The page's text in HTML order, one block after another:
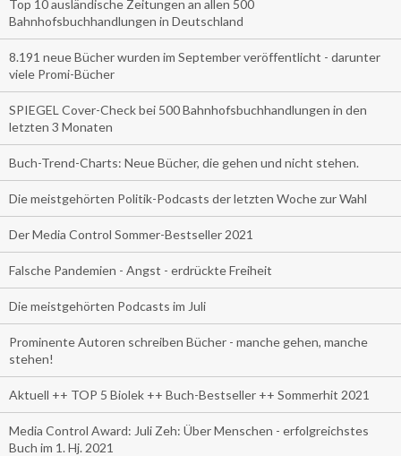
Top 10 ausländische Zeitungen an allen 500
Bahnhofsbuchhandlungen in Deutschland
8.191 neue Bücher wurden im September veröffentlicht - darunter
viele Promi-Bücher
SPIEGEL Cover-Check bei 500 Bahnhofsbuchhandlungen in den
letzten 3 Monaten
Buch-Trend-Charts: Neue Bücher, die gehen und nicht stehen.
Die meistgehörten Politik-Podcasts der letzten Woche zur Wahl
Der Media Control Sommer-Bestseller 2021
Falsche Pandemien - Angst - erdrückte Freiheit
Die meistgehörten Podcasts im Juli
Prominente Autoren schreiben Bücher - manche gehen, manche
stehen!
Aktuell ++ TOP 5 Biolek ++ Buch-Bestseller ++ Sommerhit 2021
Media Control Award: Juli Zeh: Über Menschen - erfolgreichstes
Buch im 1. Hj. 2021